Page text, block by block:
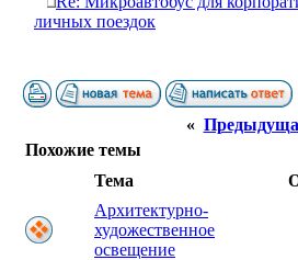
личных поездок
«
Похожие темы
Тема
Архитектурно-
художественное
освещение